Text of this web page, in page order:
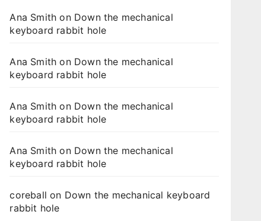
Ana Smith on Down the mechanical
keyboard rabbit hole
Ana Smith on Down the mechanical
keyboard rabbit hole
Ana Smith on Down the mechanical
keyboard rabbit hole
Ana Smith on Down the mechanical
keyboard rabbit hole
coreball on Down the mechanical keyboard
rabbit hole